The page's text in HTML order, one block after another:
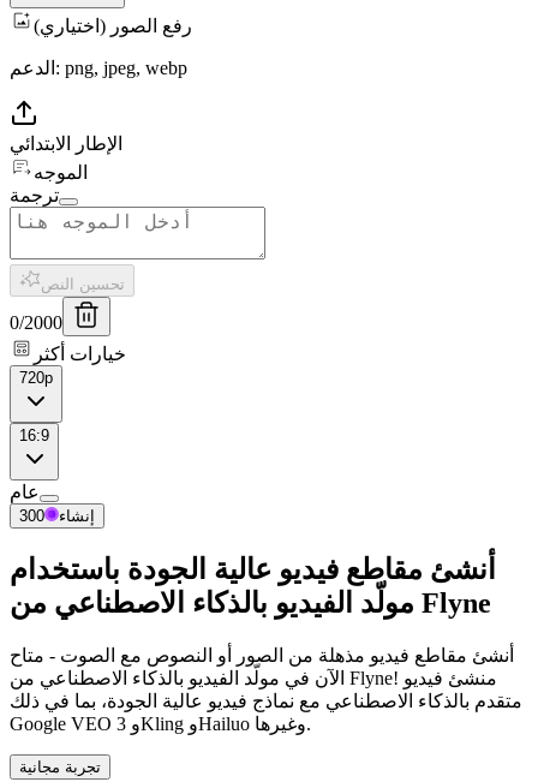
رفع الصور (اختياري)
الدعم: png, jpeg, webp
الإطار الابتدائي
الموجه
ترجمة
تحسين النص
0/2000
خيارات أكثر
720p
16:9
عام
إنشاء 300
أنشئ مقاطع فيديو عالية الجودة باستخدام
مولّد الفيديو بالذكاء الاصطناعي من Flyne
أنشئ مقاطع فيديو مذهلة من الصور أو النصوص مع الصوت - متاح
الآن في مولّد الفيديو بالذكاء الاصطناعي من Flyne! منشئ فيديو
متقدم بالذكاء الاصطناعي مع نماذج فيديو عالية الجودة، بما في ذلك
Google VEO 3 وKling وHailuo وغيرها.
تجربة مجانية